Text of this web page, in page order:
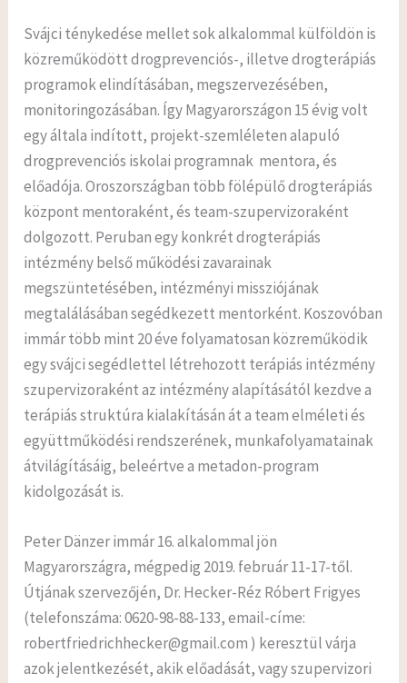
Svájci ténykedése mellet sok alkalommal külföldön is
közreműködött drogprevenciós-, illetve drogterápiás
programok elindításában, megszervezésében,
monitoringozásában. Így Magyarországon 15 évig volt
egy általa indított, projekt-szemléleten alapuló
drogprevenciós iskolai programnak mentora, és
előadója. Oroszországban több fölépülő drogterápiás
központ mentoraként, és team-szupervizoraként
dolgozott. Peruban egy konkrét drogterápiás
intézmény belső működési zavarainak
megszüntetésében, intézményi missziójának
megtalálásában segédkezett mentorként. Koszovóban
immár több mint 20 éve folyamatosan közreműködik
egy svájci segédlettel létrehozott terápiás intézmény
szupervizoraként az intézmény alapításától kezdve a
terápiás struktúra kialakításán át a team elméleti és
együttműködési rendszerének, munkafolyamatainak
átvilágításáig, beleértve a metadon-program
kidolgozását is.
Peter Dänzer immár 16. alkalommal jön
Magyarországra, mégpedig 2019. február 11-17-től.
Útjának szervezőjén, Dr. Hecker-Réz Róbert Frigyes
(telefonszáma: 0620-98-88-133, email-címe:
robertfriedrichhecker@gmail.com ) keresztül várja
azok jelentkezését, akik előadását, vagy szupervizori